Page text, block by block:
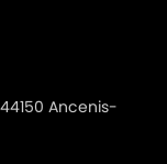
Ancenis-